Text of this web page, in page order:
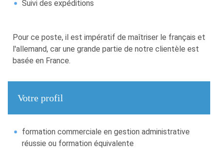
Suivi des expéditions
Pour ce poste, il est impératif de maîtriser le français et
l'allemand, car une grande partie de notre clientèle est
basée en France.
Votre profil
formation commerciale en gestion administrative
réussie ou formation équivalente